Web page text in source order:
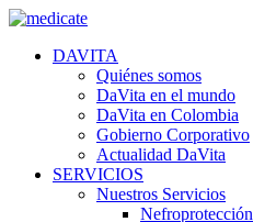
DAVITA
Quiénes somos
DaVita en el mundo
DaVita en Colombia
Gobierno Corporativo
Actualidad DaVita
SERVICIOS
Nuestros Servicios
Nefroprotección